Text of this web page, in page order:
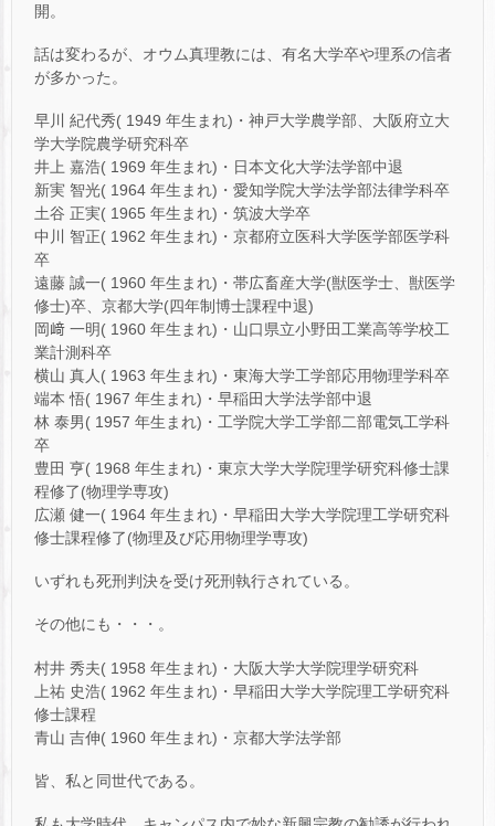
開。
話は変わるが、オウム真理教には、有名大学卒や理系の信者
が多かった。
早川 紀代秀( 1949 年生まれ)・神戸大学農学部、大阪府立大
学大学院農学研究科卒
井上 嘉浩( 1969 年生まれ)・日本文化大学法学部中退
新実 智光( 1964 年生まれ)・愛知学院大学法学部法律学科卒
土谷 正実( 1965 年生まれ)・筑波大学卒
中川 智正( 1962 年生まれ)・京都府立医科大学医学部医学科
卒
遠藤 誠一( 1960 年生まれ)・帯広畜産大学(獣医学士、獣医学
修士)卒、京都大学(四年制博士課程中退)
岡﨑 一明( 1960 年生まれ)・山口県立小野田工業高等学校工
業計測科卒
横山 真人( 1963 年生まれ)・東海大学工学部応用物理学科卒
端本 悟( 1967 年生まれ)・早稲田大学法学部中退
林 泰男( 1957 年生まれ)・工学院大学工学部二部電気工学科
卒
豊田 亨( 1968 年生まれ)・東京大学大学院理学研究科修士課
程修了(物理学専攻)
広瀬 健一( 1964 年生まれ)・早稲田大学大学院理工学研究科
修士課程修了(物理及び応用物理学専攻)
いずれも死刑判決を受け死刑執行されている。
その他にも・・・。
村井 秀夫( 1958 年生まれ)・大阪大学大学院理学研究科
上祐 史浩( 1962 年生まれ)・早稲田大学大学院理工学研究科
修士課程
青山 吉伸( 1960 年生まれ)・京都大学法学部
皆、私と同世代である。